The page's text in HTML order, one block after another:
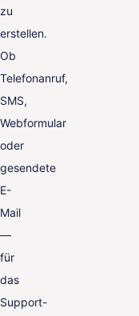
zu
erstellen.
Ob
Telefonanruf,
SMS,
Webformular
oder
gesendete
E-
Mail
—
für
das
Support-